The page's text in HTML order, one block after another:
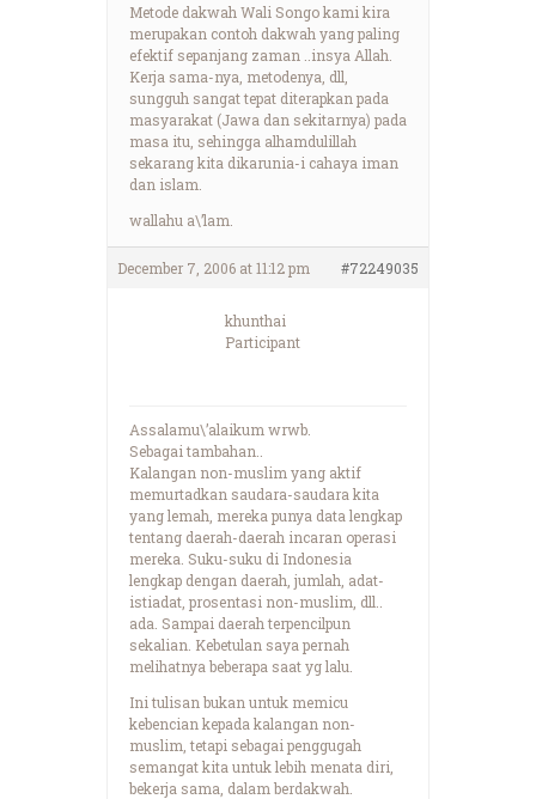
Metode dakwah Wali Songo kami kira
merupakan contoh dakwah yang paling
efektif sepanjang zaman ..insya Allah.
Kerja sama-nya, metodenya, dll,
sungguh sangat tepat diterapkan pada
masyarakat (Jawa dan sekitarnya) pada
masa itu, sehingga alhamdulillah
sekarang kita dikarunia-i cahaya iman
dan islam.
wallahu a\’lam.
December 7, 2006 at 11:12 pm #72249035
khunthai
Participant
Assalamu\’alaikum wrwb.
Sebagai tambahan..
Kalangan non-muslim yang aktif
memurtadkan saudara-saudara kita
yang lemah, mereka punya data lengkap
tentang daerah-daerah incaran operasi
mereka. Suku-suku di Indonesia
lengkap dengan daerah, jumlah, adat-
istiadat, prosentasi non-muslim, dll..
ada. Sampai daerah terpencilpun
sekalian. Kebetulan saya pernah
melihatnya beberapa saat yg lalu.
Ini tulisan bukan untuk memicu
kebencian kepada kalangan non-
muslim, tetapi sebagai penggugah
semangat kita untuk lebih menata diri,
bekerja sama, dalam berdakwah.